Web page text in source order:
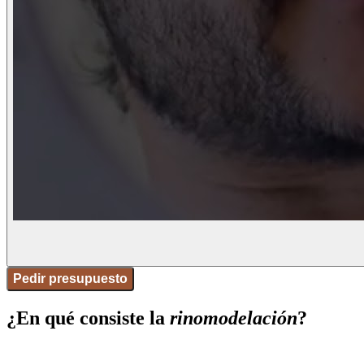
Pedir presupuesto
¿En qué consiste la rinomodelación?